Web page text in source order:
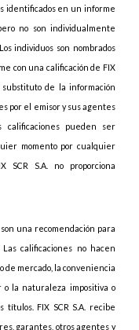
identificados en un informe
no son individualmente
individuos son nombrados
con una calificación de FIX
de la información
por el emisor y sus agentes
pueden ser
momento por cualquier
SCR S.A. no proporciona
una recomendación para
calificaciones no hacen
de mercado, la conveniencia
la naturaleza impositiva o
FIX SCR S.A. recibe
garantes, otros agentes y